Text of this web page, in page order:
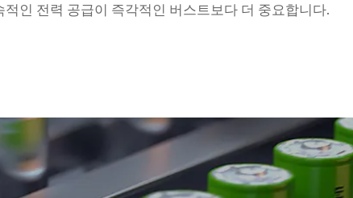
인 전력 공급이 즉각적인 버스트보다 더 중요합니다.